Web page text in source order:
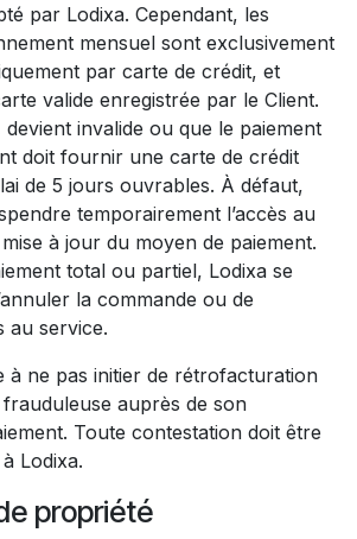
par Lodixa. Cependant, les
mensuel sont exclusivement
par carte de crédit, et
valide enregistrée par le Client.
invalide ou que le paiement
doit fournir une carte de crédit
de 5 jours ouvrables. À défaut,
temporairement l’accès au
à jour du moyen de paiement.
total ou partiel, Lodixa se
la commande ou de
au service.
à ne pas initier de rétrofacturation
auprès de son
Toute contestation doit être
Lodixa.
propriété